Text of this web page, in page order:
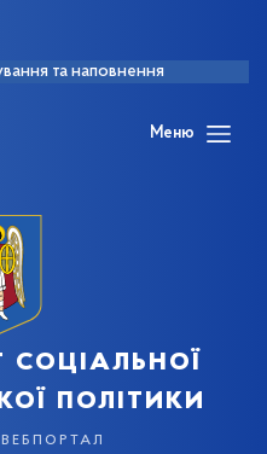
та наповнення
Меню
соціальної
політики